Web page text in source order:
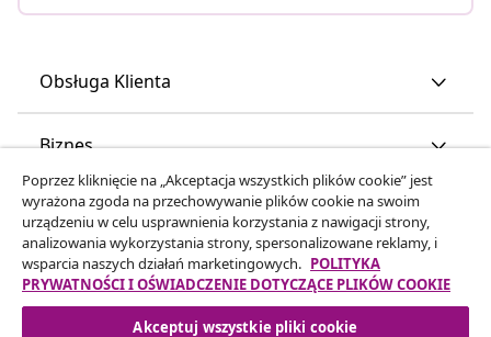
Obsługa Klienta
Biznes
vidaXL
Odkryj więcej
Poprzez kliknięcie na „Akceptacja wszystkich plików cookie” jest
wyrażona zgoda na przechowywanie plików cookie na swoim
urządzeniu w celu usprawnienia korzystania z nawigacji strony,
analizowania wykorzystania strony, spersonalizowane reklamy, i
wsparcia naszych działań marketingowych. POLITYKA
PRYWATNOŚCI I OŚWIADCZENIE DOTYCZĄCE PLIKÓW COOKIE
Akceptuj wszystkie pliki cookie